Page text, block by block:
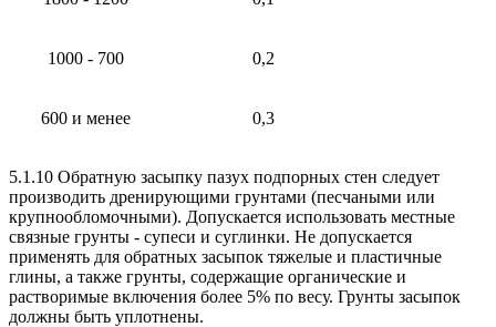
1000 - 700 0,2
600 и менее 0,3
5.1.10 Обратную засыпку пазух подпорных стен следует
производить дренирующими грунтами (песчаными или
крупнообломочными). Допускается использовать местные
связные грунты - супеси и суглинки. Не допускается
применять для обратных засыпок тяжелые и пластичные
глины, а также грунты, содержащие органические и
растворимые включения более 5% по весу. Грунты засыпок
должны быть уплотнены.